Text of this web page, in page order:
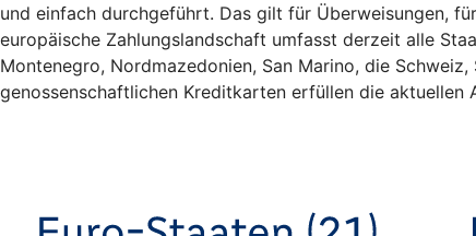
und einfach durchgeführt. Das gilt für Überweisungen,
europäische Zahlungslandschaft umfasst derzeit alle
Montenegro, Nordmazedonien, San Marino, die
genossenschaftlichen Kreditkarten erfüllen die